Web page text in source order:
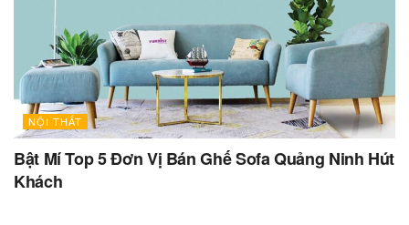
NỘI THẤT
Bật Mí Top 5 Đơn Vị Bán Ghế Sofa Quảng Ninh Hút
Khách